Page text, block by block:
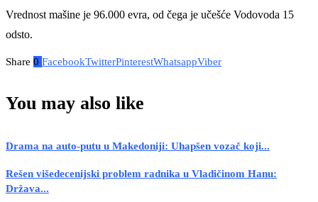
Vrednost mašine je 96.000 evra, od čega je učešće Vodovoda 15
odsto.
Share 0 FacebookTwitterPinterestWhatsappViber
You may also like
Drama na auto-putu u Makedoniji: Uhapšen vozač koji...
Rešen višedecenijski problem radnika u Vladičinom Hanu:
Država...